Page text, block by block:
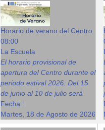
Horario de verano del Centro
08:00
La Escuela
El horario provisional de
apertura del Centro durante el
periodo estival 2026: Del 15
de junio al 10 de julio será
Fecha :
Martes, 18 de Agosto de 2026